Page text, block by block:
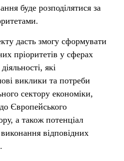
буде розподілятися за
дасть змогу сформувати
пріоритетів у сферах
які
виклики та потреби
сектору економіки,
до Європейського
а також потенціал
відповідних